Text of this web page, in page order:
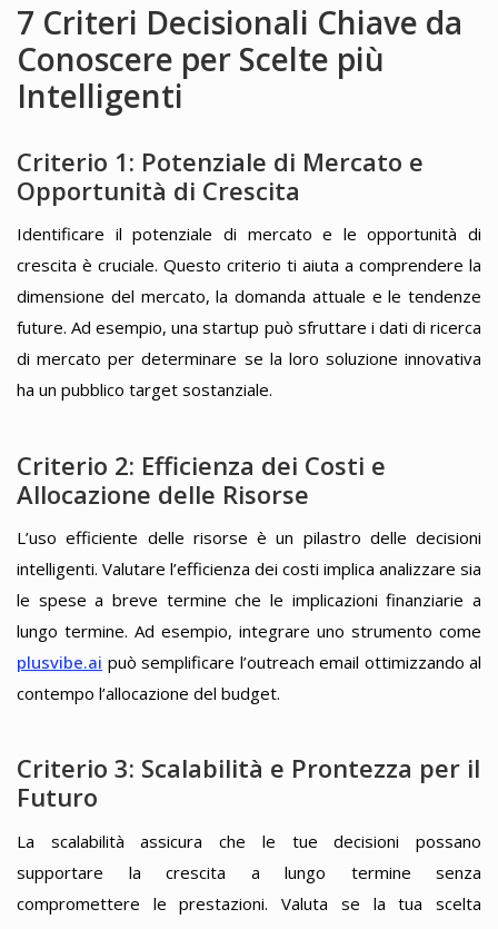
7 Criteri Decisionali Chiave da
Conoscere per Scelte più
Intelligenti
Criterio 1: Potenziale di Mercato e
Opportunità di Crescita
Identificare il potenziale di mercato e le opportunità di
crescita è cruciale. Questo criterio ti aiuta a comprendere la
dimensione del mercato, la domanda attuale e le tendenze
future. Ad esempio, una startup può sfruttare i dati di ricerca
di mercato per determinare se la loro soluzione innovativa
ha un pubblico target sostanziale.
Criterio 2: Efficienza dei Costi e
Allocazione delle Risorse
L’uso efficiente delle risorse è un pilastro delle decisioni
intelligenti. Valutare l’efficienza dei costi implica analizzare sia
le spese a breve termine che le implicazioni finanziarie a
lungo termine. Ad esempio, integrare uno strumento come
plusvibe.ai può semplificare l’outreach email ottimizzando al
contempo l’allocazione del budget.
Criterio 3: Scalabilità e Prontezza per il
Futuro
La scalabilità assicura che le tue decisioni possano
supportare la crescita a lungo termine senza
compromettere le prestazioni. Valuta se la tua scelta